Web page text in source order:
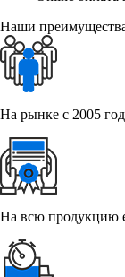
Наши
На рынке с 2005
На всю продукцию